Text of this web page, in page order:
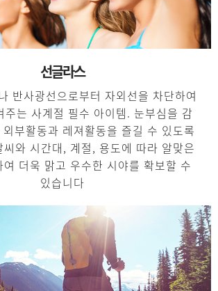
선글라스
반사광선으로부터 자외선을 차단하여
주는 사계절 필수 아이템. 눈부심을 감
부활동과 레져활동을 즐길 수 있도록
씨와 시간대, 계절, 용도에 따라 알맞은
여 더욱 맑고 우수한 시야를 확보할 수
있습니다